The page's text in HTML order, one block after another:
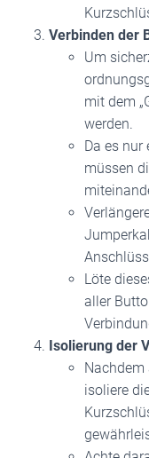
Verbinden der
Um
mit dem
werden.
Da es nur
müssen
Löte
aller
Isolierung der
Nachdem
isoliere